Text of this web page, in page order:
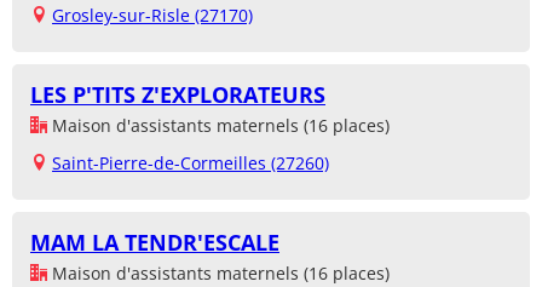
Grosley-sur-Risle (27170)
LES P'TITS Z'EXPLORATEURS
Maison d'assistants maternels (16 places)
Saint-Pierre-de-Cormeilles (27260)
MAM LA TENDR'ESCALE
Maison d'assistants maternels (16 places)